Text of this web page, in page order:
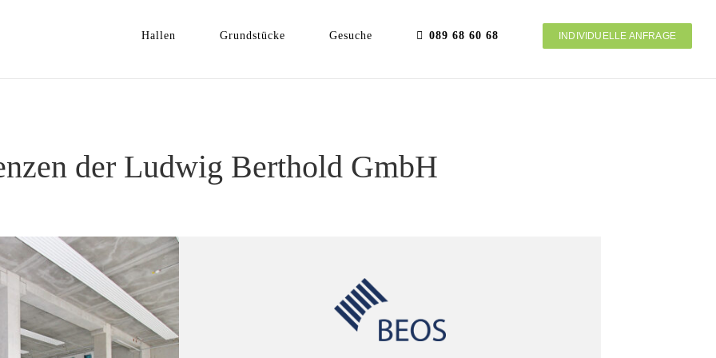
Hallen Grundstücke Gesuche 089 68 60 68 INDIVIDUELLE ANFRAGE
der Ludwig Berthold GmbH